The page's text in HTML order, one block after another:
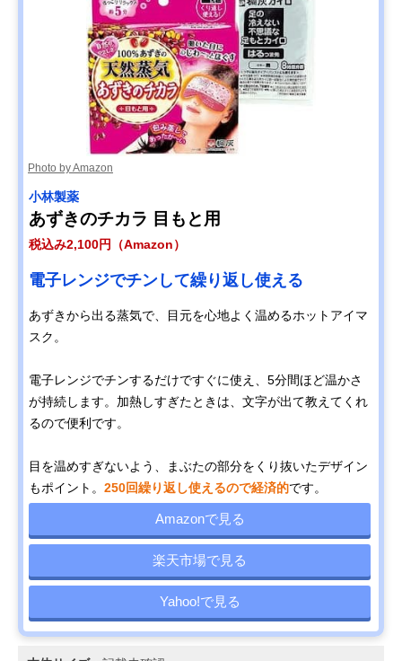
Photo by Amazon
小林製薬
あずきのチカラ 目もと用
税込み2,100円（Amazon）
電子レンジでチンして繰り返し使える
あずきから出る蒸気で、目元を心地よく温めるホットアイマ
スク。
電子レンジでチンするだけですぐに使え、5分間ほど温かさ
が持続します。加熱しすぎたときは、文字が出て教えてくれ
るので便利です。
目を温めすぎないよう、まぶたの部分をくり抜いたデザイン
もポイント。 250回繰り返し使えるので経済的です。
Amazonで見る
楽天市場で見る
Yahoo!で見る